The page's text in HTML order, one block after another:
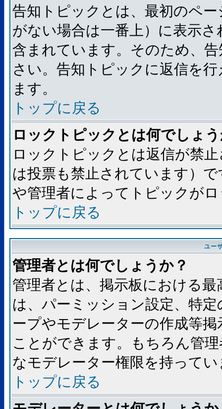
告知トピックとは、最初のペ
がない場合は一番上）に表示
含まれています。そのため、
さい。告知トピックに返信を
ます。
トップに戻る
ロックトピックとは何でしょ
ロックトピックとは返信が禁
は投票も禁止されています）
や管理者によってトピックが
トップに戻る
ユー
管理者とは何でしょうか？
管理者とは、掲示板における
は、パーミッション設定、特
ープやモデレーターの作成等
ことができます。もちろん管
なモデレーター権限を持ってい
トップに戻る